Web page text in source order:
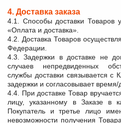
4. Доставка заказа
4.1. Способы доставки Товаров
«Оплата и доставка».
4.2. Доставка Товаров
Федерации.
4.3. Задержки в доставке не
случаев непредвиденных
службы доставки связывается с
задержки и согласовывает время/
4.4. При доставке Товар
лицу, указанному в Заказе в
Покупатель и третье лицо
невозможности получения